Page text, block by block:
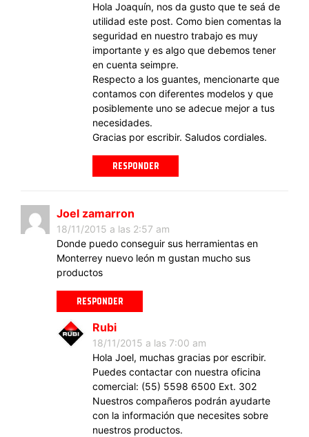
Hola Joaquín, nos da gusto que te seá de
utilidad este post. Como bien comentas la
seguridad en nuestro trabajo es muy
importante y es algo que debemos tener
en cuenta seimpre.
Respecto a los guantes, mencionarte que
contamos con diferentes modelos y que
posiblemente uno se adecue mejor a tus
necesidades.
Gracias por escribir. Saludos cordiales.
RESPONDER
Joel zamarron
18/11/2015 a las 2:57 am
Donde puedo conseguir sus herramientas en
Monterrey nuevo león m gustan mucho sus
productos
RESPONDER
Rubi
18/11/2015 a las 7:00 am
Hola Joel, muchas gracias por escribir.
Puedes contactar con nuestra oficina
comercial: (55) 5598 6500 Ext. 302
Nuestros compañeros podrán ayudarte
con la información que necesites sobre
nuestros productos.